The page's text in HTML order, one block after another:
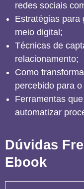
redes sociais
Estratégias para
meio digital;
Técnicas de
relacionamento;
Como
percebido para
Ferramentas
automatizar
Dúvidas
Ebook